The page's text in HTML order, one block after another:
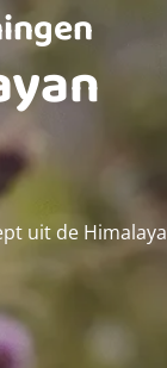
uit de Himalaya